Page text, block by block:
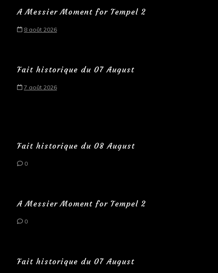
A Messier Moment for Tempel 2
8 août 2026
Fait historique du 07 August
7 août 2026
Fait historique du 08 August
0
A Messier Moment for Tempel 2
0
Fait historique du 07 August